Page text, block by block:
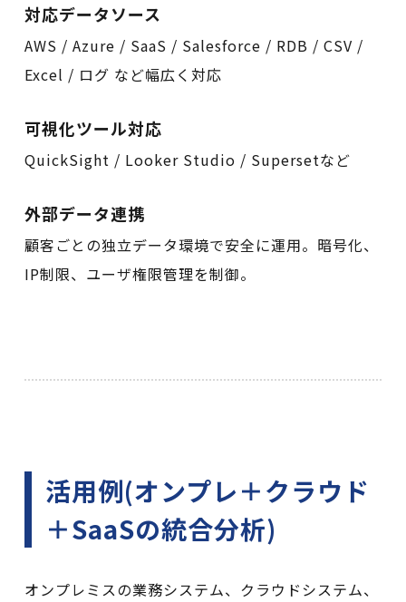
対応データソース
AWS / Azure / SaaS / Salesforce / RDB / CSV /
Excel / ログ など幅広く対応
可視化ツール対応
QuickSight / Looker Studio / Supersetなど
外部データ連携
顧客ごとの独立データ環境で安全に運用。暗号化、
IP制限、ユーザ権限管理を制御。
活用例(オンプレ＋クラウド
＋SaaSの統合分析)
オンプレミスの業務システム、クラウドシステム、